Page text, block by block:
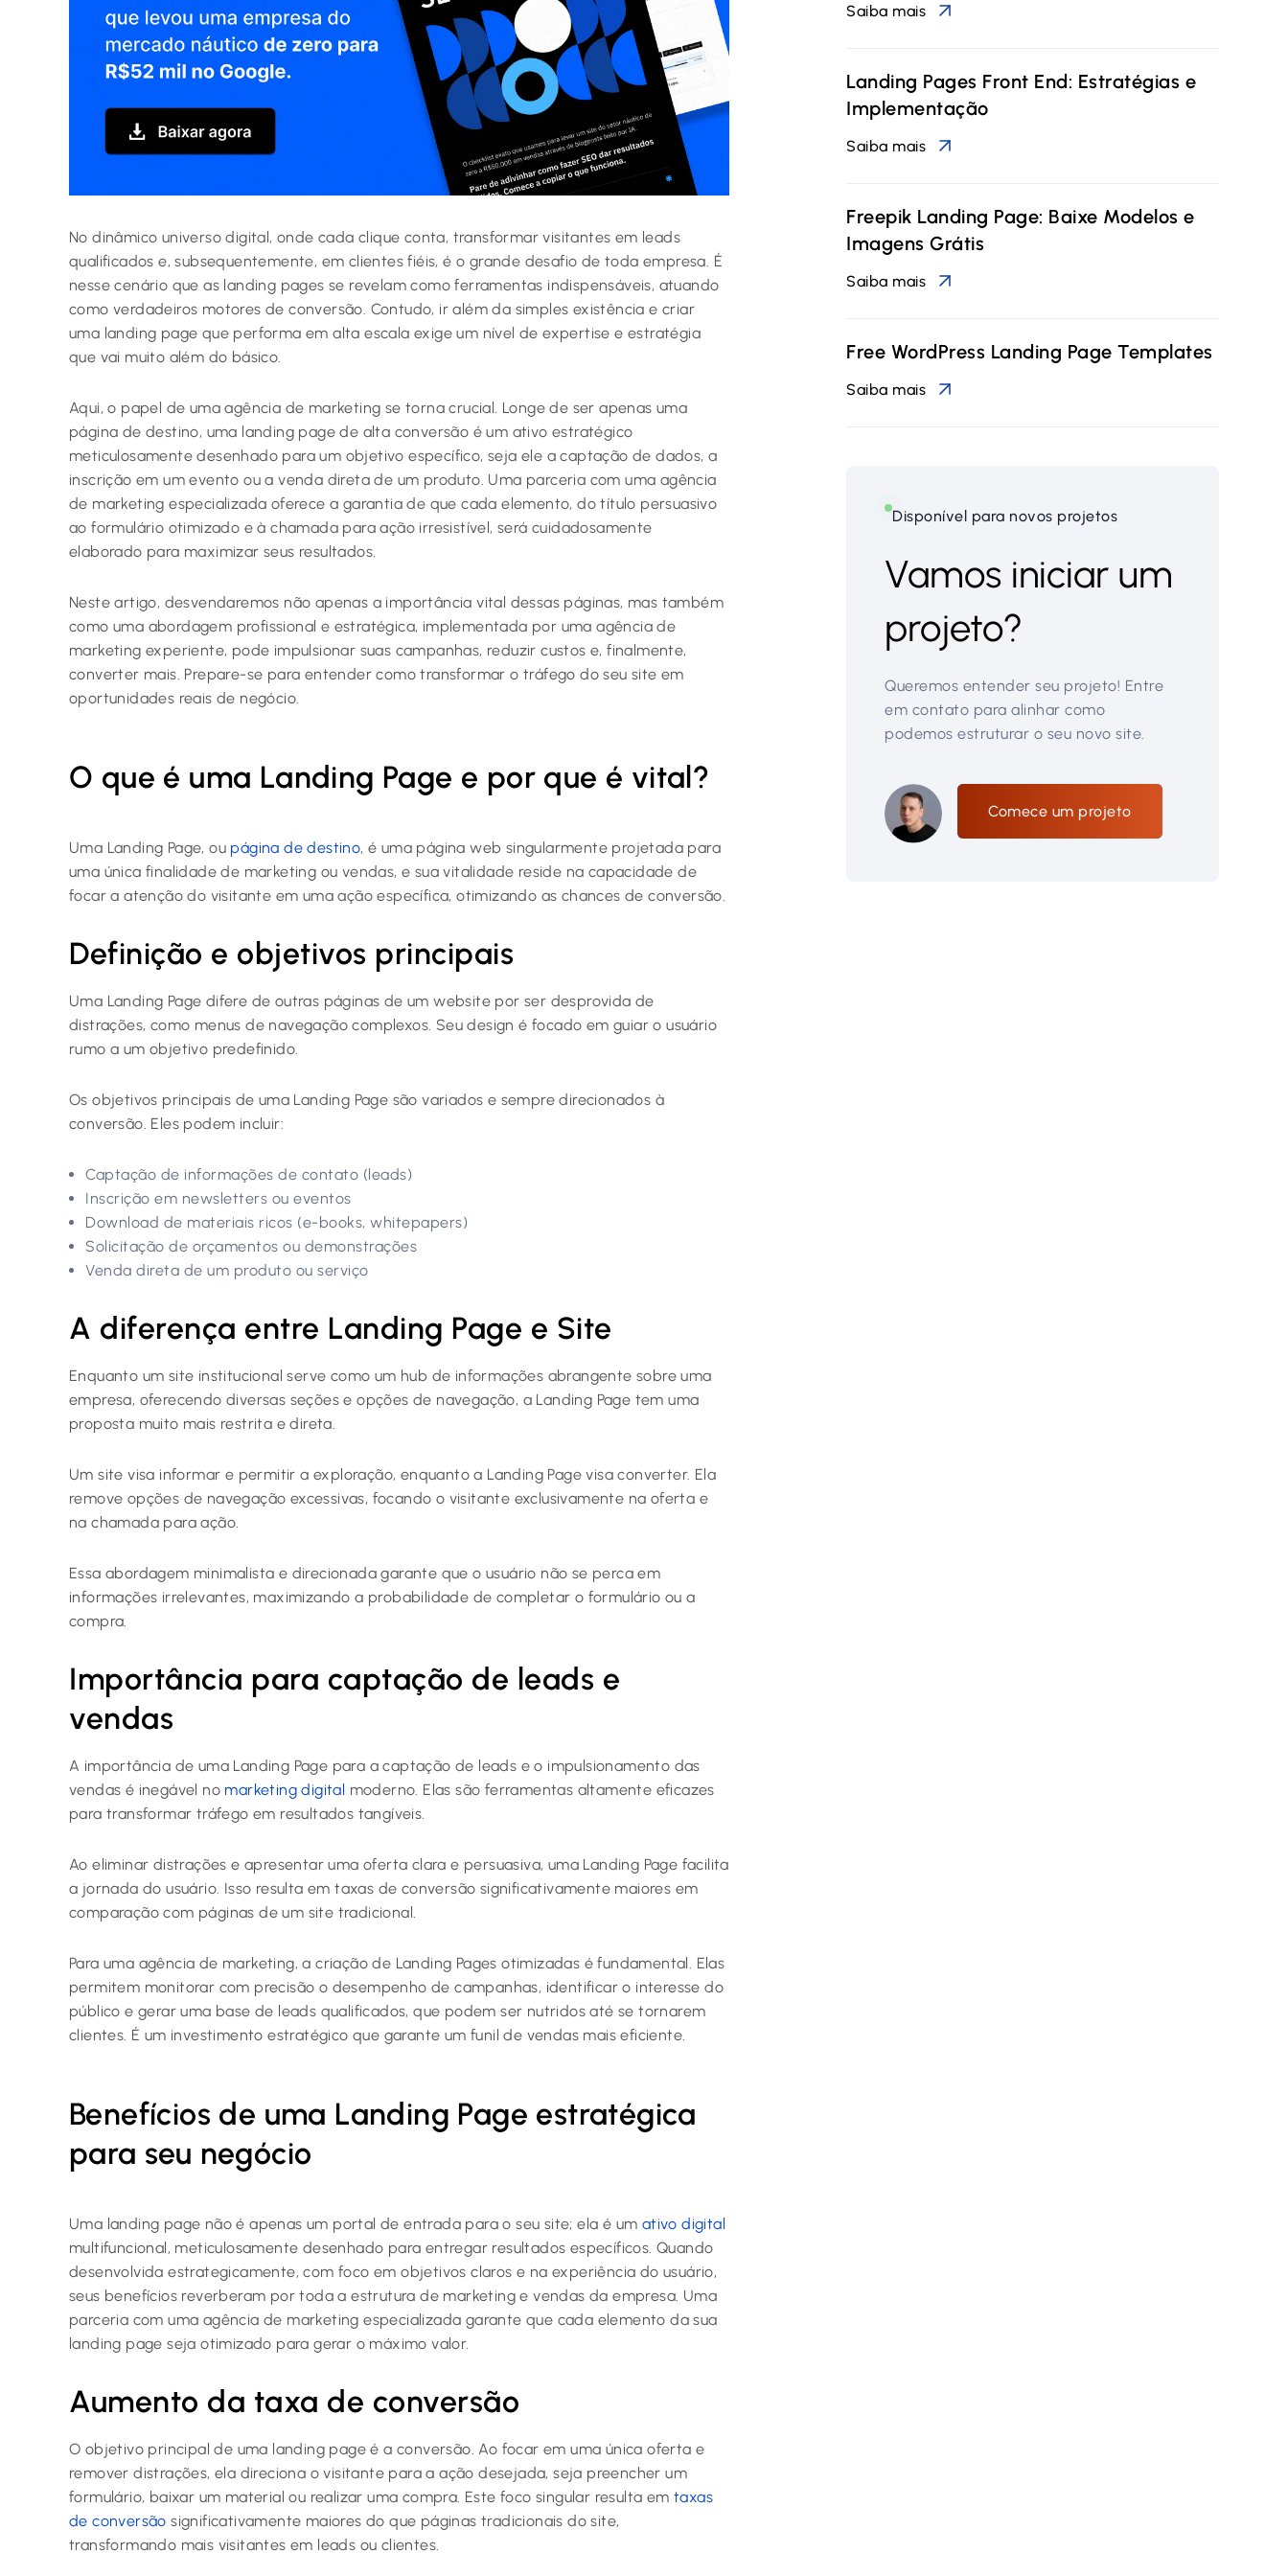
No dinâmico universo digital, onde cada clique conta, transformar visitantes em leads
qualificados e, subsequentemente, em clientes fiéis, é o grande desafio de toda empresa. É
nesse cenário que as landing pages se revelam como ferramentas indispensáveis, atuando
como verdadeiros motores de conversão. Contudo, ir além da simples existência e criar
uma landing page que performa em alta escala exige um nível de expertise e estratégia
que vai muito além do básico.
Aqui, o papel de uma agência de marketing se torna crucial. Longe de ser apenas uma
página de destino, uma landing page de alta conversão é um ativo estratégico
meticulosamente desenhado para um objetivo específico, seja ele a captação de dados, a
inscrição em um evento ou a venda direta de um produto. Uma parceria com uma agência
de marketing especializada oferece a garantia de que cada elemento, do título persuasivo
ao formulário otimizado e à chamada para ação irresistível, será cuidadosamente
elaborado para maximizar seus resultados.
Neste artigo, desvendaremos não apenas a importância vital dessas páginas, mas também
como uma abordagem profissional e estratégica, implementada por uma agência de
marketing experiente, pode impulsionar suas campanhas, reduzir custos e, finalmente,
converter mais. Prepare-se para entender como transformar o tráfego do seu site em
oportunidades reais de negócio.
O que é uma Landing Page e por que é vital?
Uma Landing Page, ou página de destino, é uma página web singularmente projetada para
uma única finalidade de marketing ou vendas, e sua vitalidade reside na capacidade de
focar a atenção do visitante em uma ação específica, otimizando as chances de conversão.
Definição e objetivos principais
Uma Landing Page difere de outras páginas de um website por ser desprovida de
distrações, como menus de navegação complexos. Seu design é focado em guiar o usuário
rumo a um objetivo predefinido.
Os objetivos principais de uma Landing Page são variados e sempre direcionados à
conversão. Eles podem incluir:
Captação de informações de contato (leads)
Inscrição em newsletters ou eventos
Download de materiais ricos (e-books, whitepapers)
Solicitação de orçamentos ou demonstrações
Venda direta de um produto ou serviço
A diferença entre Landing Page e Site
Enquanto um site institucional serve como um hub de informações abrangente sobre uma
empresa, oferecendo diversas seções e opções de navegação, a Landing Page tem uma
proposta muito mais restrita e direta.
Um site visa informar e permitir a exploração, enquanto a Landing Page visa converter. Ela
remove opções de navegação excessivas, focando o visitante exclusivamente na oferta e
na chamada para ação.
Essa abordagem minimalista e direcionada garante que o usuário não se perca em
informações irrelevantes, maximizando a probabilidade de completar o formulário ou a
compra.
Importância para captação de leads e
vendas
A importância de uma Landing Page para a captação de leads e o impulsionamento das
vendas é inegável no marketing digital moderno. Elas são ferramentas altamente eficazes
para transformar tráfego em resultados tangíveis.
Ao eliminar distrações e apresentar uma oferta clara e persuasiva, uma Landing Page facilita
a jornada do usuário. Isso resulta em taxas de conversão significativamente maiores em
comparação com páginas de um site tradicional.
Para uma agência de marketing, a criação de Landing Pages otimizadas é fundamental. Elas
permitem monitorar com precisão o desempenho de campanhas, identificar o interesse do
público e gerar uma base de leads qualificados, que podem ser nutridos até se tornarem
clientes. É um investimento estratégico que garante um funil de vendas mais eficiente.
Benefícios de uma Landing Page estratégica
para seu negócio
Uma landing page não é apenas um portal de entrada para o seu site; ela é um ativo digital
multifuncional, meticulosamente desenhado para entregar resultados específicos. Quando
desenvolvida estrategicamente, com foco em objetivos claros e na experiência do usuário,
seus benefícios reverberam por toda a estrutura de marketing e vendas da empresa. Uma
parceria com uma agência de marketing especializada garante que cada elemento da sua
landing page seja otimizado para gerar o máximo valor.
Aumento da taxa de conversão
O objetivo principal de uma landing page é a conversão. Ao focar em uma única oferta e
remover distrações, ela direciona o visitante para a ação desejada, seja preencher um
formulário, baixar um material ou realizar uma compra. Este foco singular resulta emtaxas
de conversão significativamente maiores do que páginas tradicionais do site,
transformando mais visitantes em leads ou clientes.
Saiba mais
Landing Pages Front End: Estratégias e
Implementação
Saiba mais
Freepik Landing Page: Baixe Modelos e
Imagens Grátis
Saiba mais
Free WordPress Landing Page Templates
Saiba mais
Disponível para novos projetos
Vamos iniciar um
projeto?
Queremos entender seu projeto! Entre
em contato para alinhar como
podemos estruturar o seu novo site.
Comece um projeto